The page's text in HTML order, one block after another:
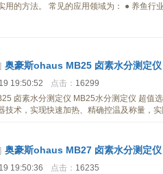
用的方法。 常见的应用领域为： ● 养鱼行
] 奥豪斯ohaus MB25 卤素水分测定仪
19:50:52 点击： 16299
卤素水分测定仪 MB25水分测定仪 超值
技术，实现快速加热、精确控温及称量，
] 奥豪斯ohaus MB27 卤素水分测定仪
19:50:36 点击： 16235